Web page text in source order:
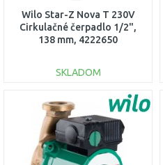
Wilo Star-Z Nova T 230V
Cirkulačné čerpadlo 1/2",
138 mm, 4222650
SKLADOM
DO KOŠÍKA
Porovnať